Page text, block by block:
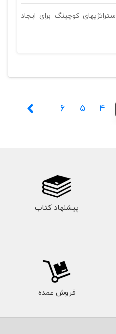
کوچینگ برای ایجاد
4
5
6
پیشنهاد کتاب
فروش عمده